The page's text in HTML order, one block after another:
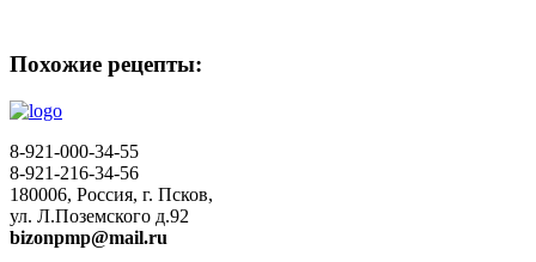
Похожие рецепты:
8-921-000-34-55
8-921-216-34-56
180006, Россия, г. Псков,
ул. Л.Поземского д.92
bizonpmp@mail.ru